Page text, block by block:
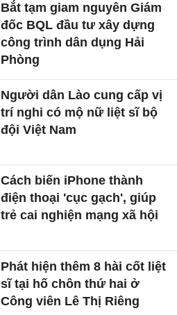
Bắt tạm giam nguyên Giám
đốc BQL đầu tư xây dựng
công trình dân dụng Hải
Phòng
Người dân Lào cung cấp vị
trí nghi có mộ nữ liệt sĩ bộ
đội Việt Nam
Cách biến iPhone thành
điện thoại 'cục gạch', giúp
trẻ cai nghiện mạng xã hội
Phát hiện thêm 8 hài cốt liệt
sĩ tại hố chôn thứ hai ở
Công viên Lê Thị Riêng